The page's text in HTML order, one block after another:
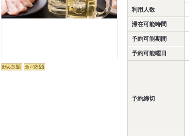
利用人数
滞在可能時間
予約可能期間
予約可能曜日
予約締切